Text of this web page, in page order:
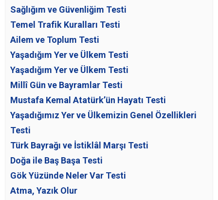
Sağlığım ve Güvenliğim Testi
Temel Trafik Kuralları Testi
Ailem ve Toplum Testi
Yaşadığım Yer ve Ülkem Testi
Yaşadığım Yer ve Ülkem Testi
Millî Gün ve Bayramlar Testi
Mustafa Kemal Atatürk’ün Hayatı Testi
Yaşadığımız Yer ve Ülkemizin Genel Özellikleri
Testi
Türk Bayrağı ve İstiklâl Marşı Testi
Doğa ile Baş Başa Testi
Gök Yüzünde Neler Var Testi
Atma, Yazık Olur